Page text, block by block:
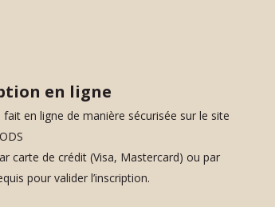
en ligne
fait en ligne de manière sécurisée sur le site
carte de crédit (Visa, Mastercard) ou par
pour valider l’inscription.